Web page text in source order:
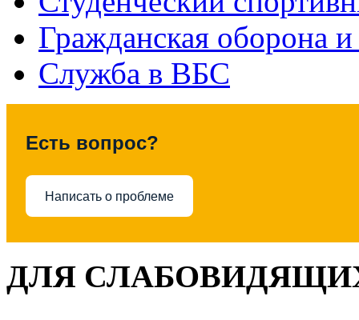
Гражданская оборона
Служба в ВБС
Есть вопрос?
Написать о проблеме
ДЛЯ